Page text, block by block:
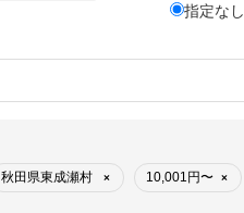
指定なし
秋田県東成瀬村 × 10,001円〜 ×